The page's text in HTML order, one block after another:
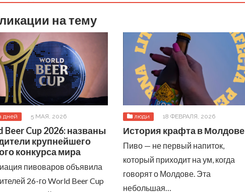
на тему
дней 5 МАЯ, 2026
Beer Cup 2026: названы
крупнейшего
конкурса мира
пивоваров объявила
26-го World Beer Cup
люди 18 ФЕВРАЛЯ, 2026
История крафта в Молдове
Пиво — не первый напиток,
который приходит на ум, когда
говорят о Молдове. Эта
небольшая…